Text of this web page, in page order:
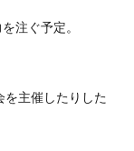
注ぐ予定。
主催したりした